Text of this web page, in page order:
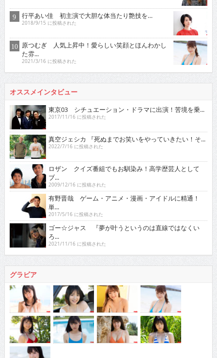
行平あい佳 初主演で大胆な体当たり艶技を…
2018/9/15 に投稿された
原つむぎ 人気上昇中！愛らしい笑顔とほんわかし
た雰...
2021/3/16 に投稿された
オススメインタビュー
東京03 シチュエーション・ドラマに出演！苦境を乗...
2017/11/16 に投稿された
真空ジェシカ 『死ぬまでお笑いをやっていきたい！そ...
2022/7/16 に投稿された
ロザン クイズ番組でもお馴染み！高学歴芸人として
ブ...
2009/12/16 に投稿された
有野晋哉 ゲーム・アニメ・漫画・アイドルに精通！
単...
2017/5/16 に投稿された
ゴー☆ジャス 『夢が叶うというのは直線ではなくい
ろ...
2021/11/16 に投稿された
グラビア